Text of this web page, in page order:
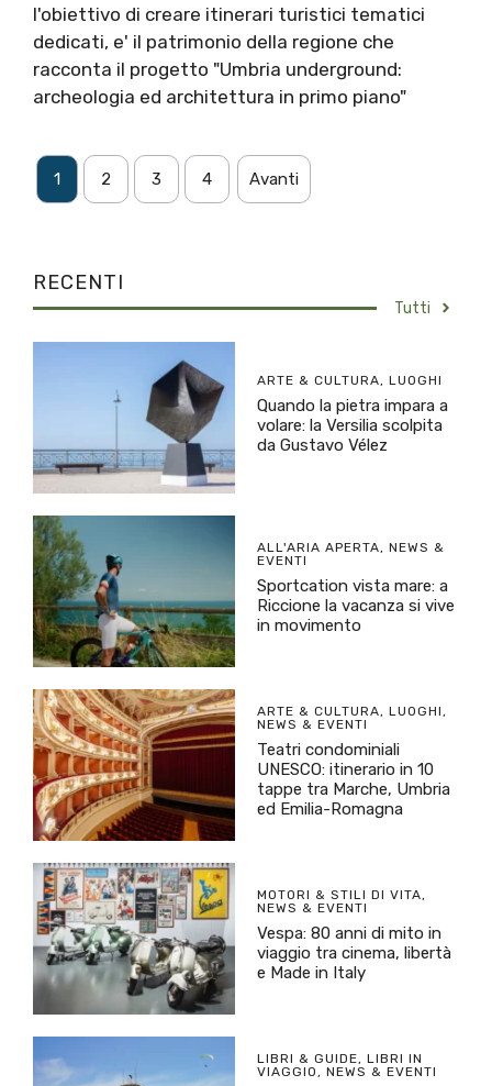
l'obiettivo di creare itinerari turistici tematici
dedicati, e' il patrimonio della regione che
racconta il progetto "Umbria underground:
archeologia ed architettura in primo piano"
1 2 3 4 Avanti
RECENTI
Tutti
ARTE & CULTURA, LUOGHI
Quando la pietra impara a
volare: la Versilia scolpita
da Gustavo Vélez
ALL'ARIA APERTA, NEWS &
EVENTI
Sportcation vista mare: a
Riccione la vacanza si vive
in movimento
ARTE & CULTURA, LUOGHI,
NEWS & EVENTI
Teatri condominiali
UNESCO: itinerario in 10
tappe tra Marche, Umbria
ed Emilia-Romagna
MOTORI & STILI DI VITA,
NEWS & EVENTI
Vespa: 80 anni di mito in
viaggio tra cinema, libertà
e Made in Italy
LIBRI & GUIDE, LIBRI IN
VIAGGIO, NEWS & EVENTI